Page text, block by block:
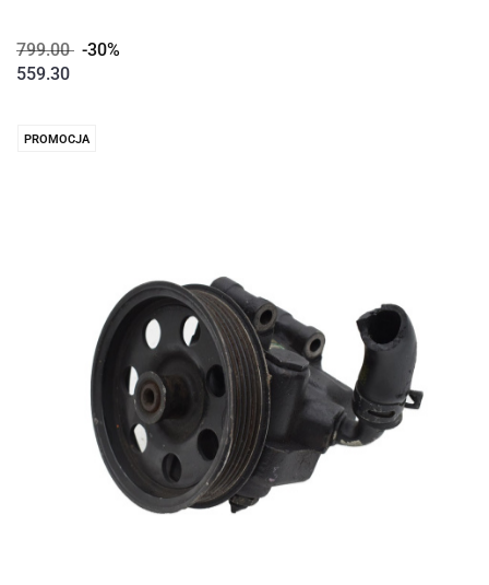
799.00 -30%
559.30
PROMOCJA